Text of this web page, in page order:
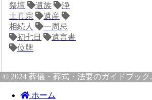
祭壇
遺族
浄
土真宗
遺産
相続人
一周忌
初七日
遺言書
位牌
© 2024 葬儀・葬式・法要のガイドブック.
ホーム